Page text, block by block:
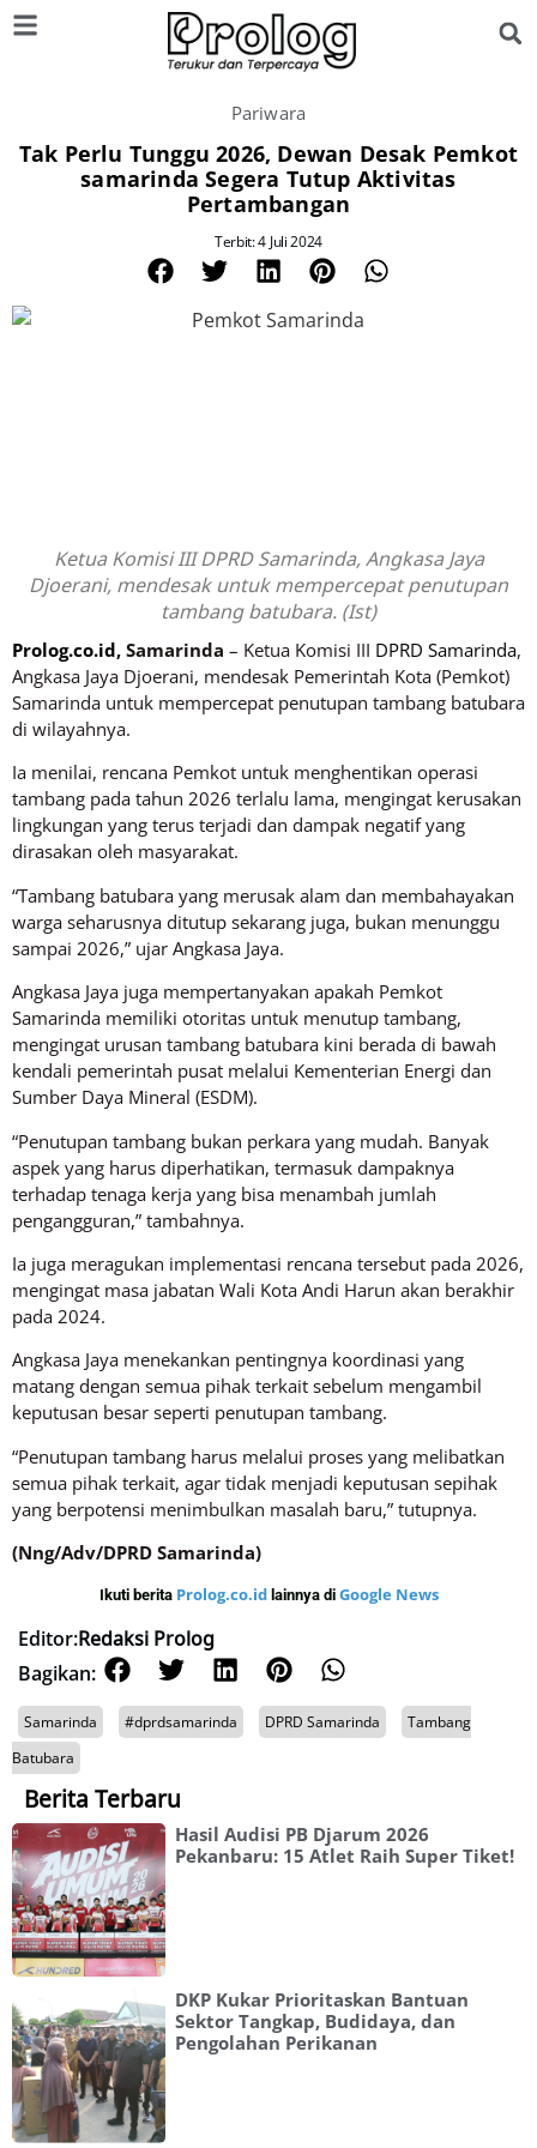
Pariwara
Tak Perlu Tunggu 2026, Dewan Desak Pemkot
samarinda Segera Tutup Aktivitas
Pertambangan
Terbit: 4 Juli 2024
Ketua Komisi III DPRD Samarinda, Angkasa Jaya
Djoerani, mendesak untuk mempercepat penutupan
tambang batubara. (Ist)
Prolog.co.id, Samarinda – Ketua Komisi III DPRD Samarinda,
Angkasa Jaya Djoerani, mendesak Pemerintah Kota (Pemkot)
Samarinda untuk mempercepat penutupan tambang batubara
di wilayahnya.
Ia menilai, rencana Pemkot untuk menghentikan operasi
tambang pada tahun 2026 terlalu lama, mengingat kerusakan
lingkungan yang terus terjadi dan dampak negatif yang
dirasakan oleh masyarakat.
“Tambang batubara yang merusak alam dan membahayakan
warga seharusnya ditutup sekarang juga, bukan menunggu
sampai 2026,” ujar Angkasa Jaya.
Angkasa Jaya juga mempertanyakan apakah Pemkot
Samarinda memiliki otoritas untuk menutup tambang,
mengingat urusan tambang batubara kini berada di bawah
kendali pemerintah pusat melalui Kementerian Energi dan
Sumber Daya Mineral (ESDM).
“Penutupan tambang bukan perkara yang mudah. Banyak
aspek yang harus diperhatikan, termasuk dampaknya
terhadap tenaga kerja yang bisa menambah jumlah
pengangguran,” tambahnya.
Ia juga meragukan implementasi rencana tersebut pada 2026,
mengingat masa jabatan Wali Kota Andi Harun akan berakhir
pada 2024.
Angkasa Jaya menekankan pentingnya koordinasi yang
matang dengan semua pihak terkait sebelum mengambil
keputusan besar seperti penutupan tambang.
“Penutupan tambang harus melalui proses yang melibatkan
semua pihak terkait, agar tidak menjadi keputusan sepihak
yang berpotensi menimbulkan masalah baru,” tutupnya.
(Nng/Adv/DPRD Samarinda)
Ikuti berita Prolog.co.id lainnya di Google News
Editor:Redaksi Prolog
Bagikan:
Samarinda #dprdsamarinda DPRD Samarinda
Tambang
Batubara
Berita Terbaru
Hasil Audisi PB Djarum 2026
Pekanbaru: 15 Atlet Raih Super Tiket!
DKP Kukar Prioritaskan Bantuan
Sektor Tangkap, Budidaya, dan
Pengolahan Perikanan